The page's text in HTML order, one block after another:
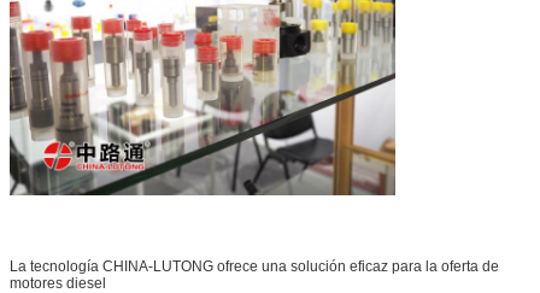
La tecnología CHINA-LUTONG ofrece una solución eficaz para la oferta de
motores diesel